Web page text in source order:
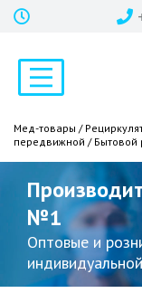
Мед-товары /
передвижной / Бытовой
№1
Оптовые и